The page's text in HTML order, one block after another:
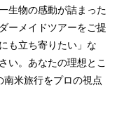
生物の感動が詰まった
ーメイドツアーをご提
も立ち寄りたい」な
い。あなたの理想とこ
米旅行をプロの視点